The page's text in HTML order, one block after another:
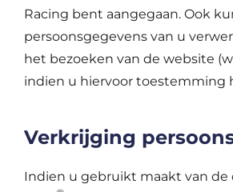
Racing bent aangegaan. Ook
persoonsgegevens van u
het bezoeken van de website
indien u hiervoor toestemming
Verkrijging
Indien u gebruikt maakt van de